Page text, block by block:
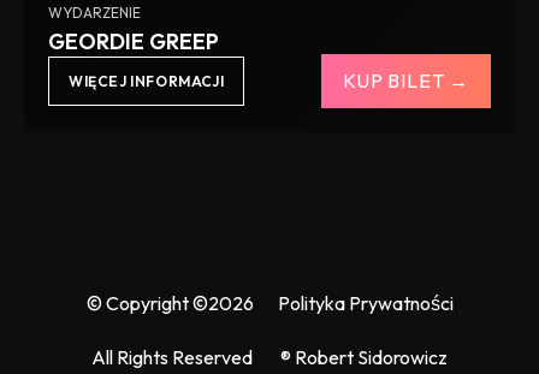
WYDARZENIE
GEORDIE GREEP
WIĘCEJ INFORMACJI KUP BILET →
© Copyright ©2026 Polityka Prywatności
All Rights Reserved ® Robert Sidorowicz